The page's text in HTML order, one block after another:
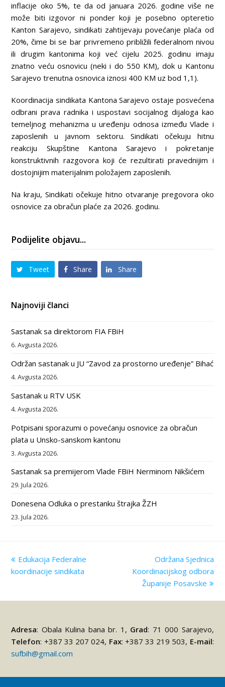
inflacije oko 5%, te da od januara 2026. godine više ne
može biti izgovor ni ponder koji je posebno opteretio
Kanton Sarajevo, sindikati zahtijevaju povećanje plaća od
20%, čime bi se bar privremeno približili federalnom nivou
ili drugim kantonima koji već cijelu 2025. godinu imaju
znatno veću osnovicu (neki i do 550 KM), dok u Kantonu
Sarajevo trenutna osnovica iznosi 400 KM uz bod 1,1).
Koordinacija sindikata Kantona Sarajevo ostaje posvećena
odbrani prava radnika i uspostavi socijalnog dijaloga kao
temeljnog mehanizma u uređenju odnosa između Vlade i
zaposlenih u javnom sektoru. Sindikati očekuju hitnu
reakciju Skupštine Kantona Sarajevo i pokretanje
konstruktivnih razgovora koji će rezultirati pravednijim i
dostojnijim materijalnim položajem zaposlenih.
Na kraju, Sindikati očekuje hitno otvaranje pregovora oko
osnovice za obračun plaće za 2026. godinu.
Podijelite objavu...
Tweet Share Share
Najnoviji članci
Sastanak sa direktorom FIA FBiH
6. Avgusta 2026.
Održan sastanak u JU “Zavod za prostorno uređenje” Bihać
4. Avgusta 2026.
Sastanak u RTV USK
4. Avgusta 2026.
Potpisani sporazumi o povećanju osnovice za obračun
plata u Unsko-sanskom kantonu
3. Avgusta 2026.
Sastanak sa premijerom Vlade FBiH Nerminom Nikšićem
29. Jula 2026.
Donesena Odluka o prestanku štrajka ŽZH
23. Jula 2026.
previous
post:
Edukacija Federalne
koordinacije sindikata
next
post:
Održana Sjednica
Koordinacijskog odbora
Županije Posavske
Adresa: Obala Kulina bana br. 1, Grad: 71 000 Sarajevo,
Telefon: +387 33 207 024, Fax: +387 33 219 503, E-mail:
sufbih@gmail.com